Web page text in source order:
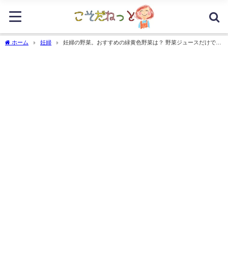
ホーム 妊婦
妊婦の野菜。おすすめの緑黄色野菜は？ 野菜ジュースだけでも